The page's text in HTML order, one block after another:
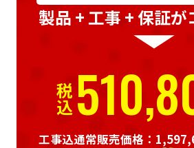
製品 + 工事 + 保証が
税込
工事込通常販売価格：